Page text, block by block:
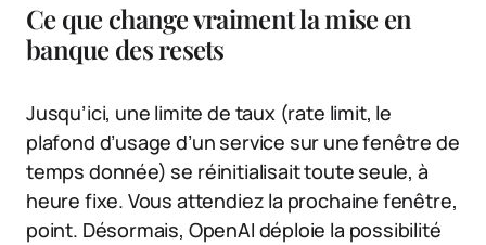
Ce que change vraiment la mise en
banque des resets
Jusqu’ici, une limite de taux (rate limit, le
plafond d’usage d’un service sur une fenêtre de
temps donnée) se réinitialisait toute seule, à
heure fixe. Vous attendiez la prochaine fenêtre,
point. Désormais, OpenAI déploie la possibilité